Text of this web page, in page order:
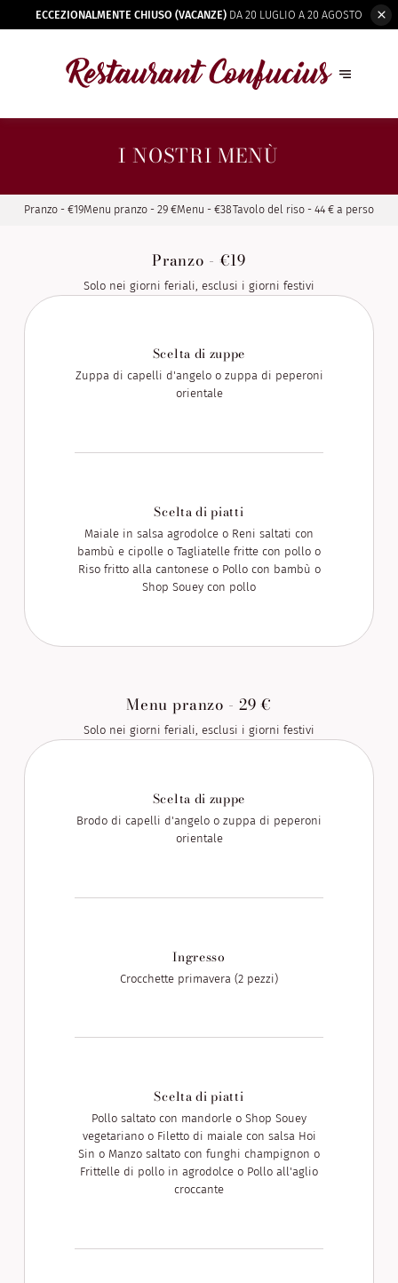
ECCEZIONALMENTE CHIUSO (VACANZE) DA 20 LUGLIO A 20 AGOSTO
I NOSTRI MENÙ
Pranzo - €19Menu pranzo - 29 €Menu - €38Tavolo del riso - 44 € a persona,
Pranzo - €19
Solo nei giorni feriali, esclusi i giorni festivi
Scelta di zuppe
Zuppa di capelli d'angelo o zuppa di peperoni
orientale
Scelta di piatti
Maiale in salsa agrodolce o Reni saltati con
bambù e cipolle o Tagliatelle fritte con pollo o
Riso fritto alla cantonese o Pollo con bambù o
Shop Souey con pollo
Menu pranzo - 29 €
Solo nei giorni feriali, esclusi i giorni festivi
Scelta di zuppe
Brodo di capelli d'angelo o zuppa di peperoni
orientale
Ingresso
Crocchette primavera (2 pezzi)
Scelta di piatti
Pollo saltato con mandorle o Shop Souey
vegetariano o Filetto di maiale con salsa Hoi
Sin o Manzo saltato con funghi champignon o
Frittelle di pollo in agrodolce o Pollo all'aglio
croccante